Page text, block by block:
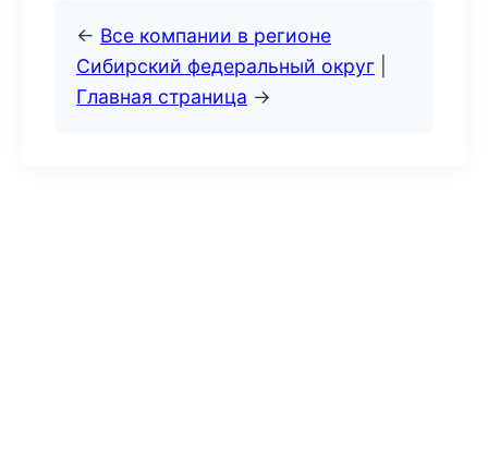
← Все компании в регионе
Сибирский федеральный округ
Главная страница →